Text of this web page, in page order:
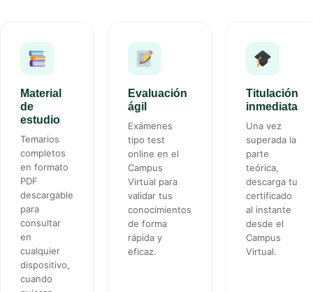
Material
de
estudio
Temarios
completos
en formato
PDF
descargable
para
consultar
en
cualquier
dispositivo,
cuando
Evaluación
ágil
Exámenes
tipo test
online en el
Campus
Virtual para
validar tus
conocimientos
de forma
rápida y
eficaz.
Titulación
inmediata
Una vez
superada la
parte
teórica,
descarga tu
certificado
al instante
desde el
Campus
Virtual.